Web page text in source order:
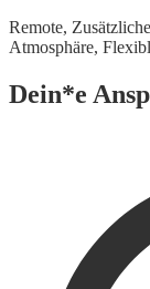
Remote,
Atmosphäre,
Dein*e